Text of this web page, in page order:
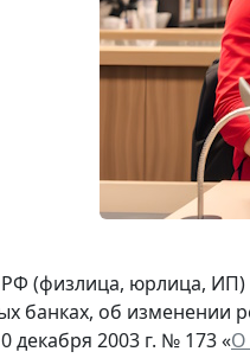
(физлица, юрлица, ИП)
банках, об изменении
декабря 2003 г. № 173 «О